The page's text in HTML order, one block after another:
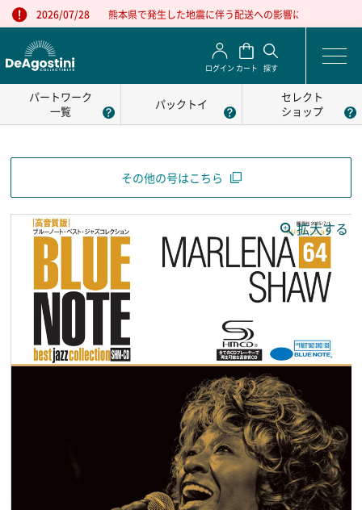
2026/07/28 熊本県で発生した地震に伴う配送への影響について
ログイン カート 探す
パートワーク
一覧
パックトイ
セレクト
ショップ
その他の号はこちら